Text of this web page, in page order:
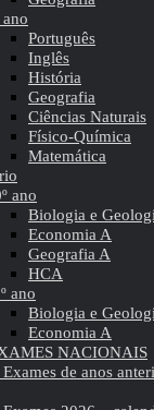
ano
Português
Inglês
História
Geografia
Ciências Naturais
Físico-Química
Matemática
ano
Biologia e
Economia A
Geografia A
HCA
ano
Biologia e
Economia A
NACIONAIS
de anos